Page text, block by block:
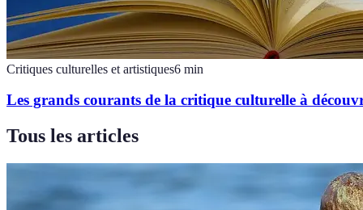
Critiques culturelles et artistiques6 min
Les grands courants de la critique culturelle à
Tous les articles